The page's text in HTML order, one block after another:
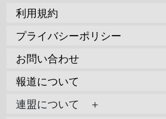
利用規約
プライバシーポリシー
お問い合わせ
報道について
連盟について ＋